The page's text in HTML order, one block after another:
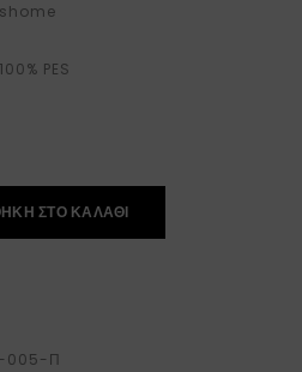
PES
ΣΤΟ ΚΑΛΆΘΙ
005-Π